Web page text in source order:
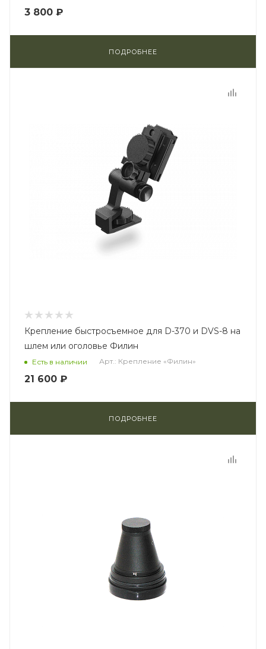
3 800 ₽
ПОДРОБНЕЕ
Крепление быстросъемное для D-370 и DVS-8 на
шлем или оголовье Филин
Есть в наличии Арт.: Крепление «Филин»
21 600 ₽
ПОДРОБНЕЕ